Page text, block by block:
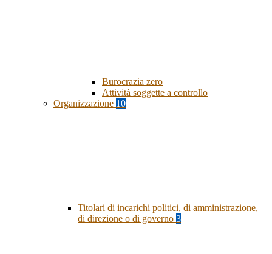
Burocrazia zero
Attività soggette a controllo
Organizzazione 10
Titolari di incarichi politici, di amministrazione,
di direzione o di governo 3